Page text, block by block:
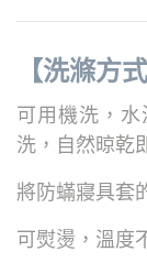
【洗滌方式
可用機洗，
洗，自然晾乾
將防蟎寢具套
可熨燙，溫度